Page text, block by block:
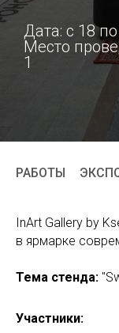
Дата: с 18
Место
1
РАБОТЫ
InArt Gallery by
в ярмарке
Тема стенда:
Участники: